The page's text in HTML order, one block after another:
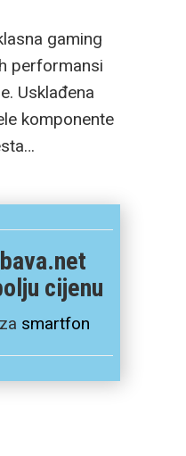
gaming
performansi
Usklađena
komponente
cijenu
smartfon